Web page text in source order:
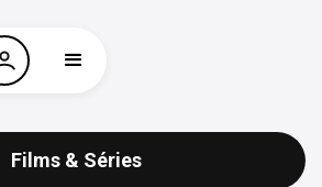
Films & Séries